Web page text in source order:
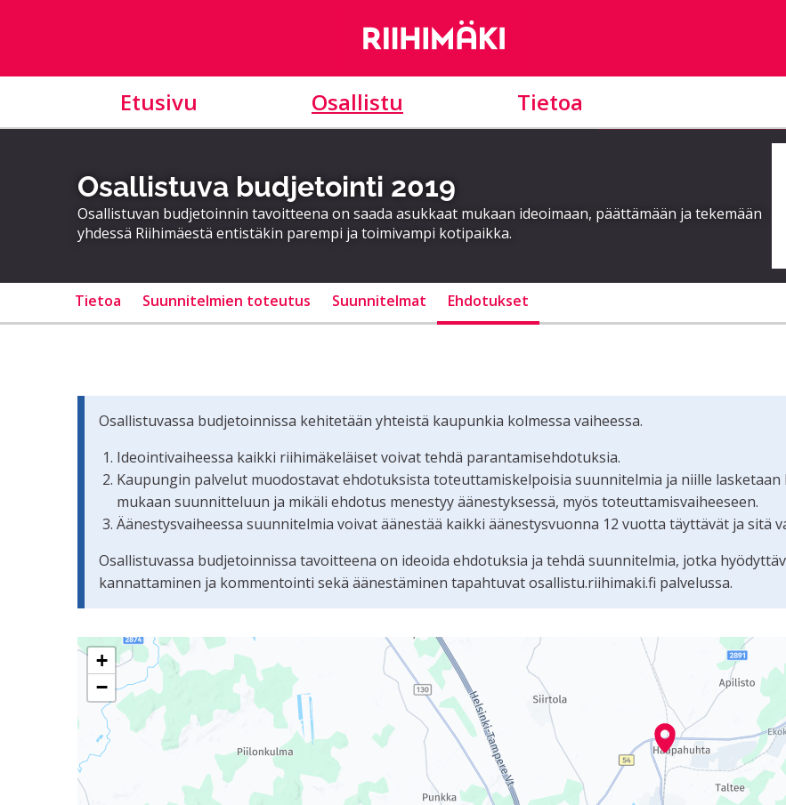
Etusivu Osallistu Tietoa
Osallistuva budjetointi 2019
Osallistuvan budjetoinnin tavoitteena on saada asukkaat mukaan ideoimaan, päättämään ja tekemään
yhdessä Riihimäestä entistäkin parempi ja toimivampi kotipaikka.
Tietoa Suunnitelmien toteutus Suunnitelmat Ehdotukset
Osallistuvassa budjetoinnissa kehitetään yhteistä kaupunkia kolmessa vaiheessa.
Ideointivaiheessa kaikki riihimäkeläiset voivat tehdä parantamisehdotuksia.
Kaupungin palvelut muodostavat ehdotuksista toteuttamiskelpoisia suunnitelmia ja niille
mukaan suunnitteluun ja mikäli ehdotus menestyy äänestyksessä, myös toteuttamisvaiheeseen.
Äänestysvaiheessa suunnitelmia voivat äänestää kaikki äänestysvuonna 12 vuotta täyttävät ja sitä
Osallistuvassa budjetoinnissa tavoitteena on ideoida ehdotuksia ja tehdä suunnitelmia, jotka
kannattaminen ja kommentointi sekä äänestäminen tapahtuvat osallistu.riihimaki.fi palvelussa.
Seuraavassa elementissä on kartta, joka esittää tämän sivun tietueet karttapisteinä. Elementtiä voi
+
−